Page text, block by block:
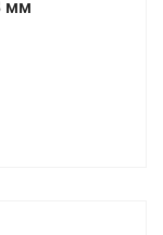
мм